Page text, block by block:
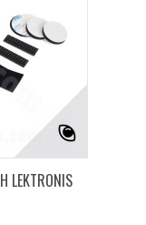
LEKTRONIS